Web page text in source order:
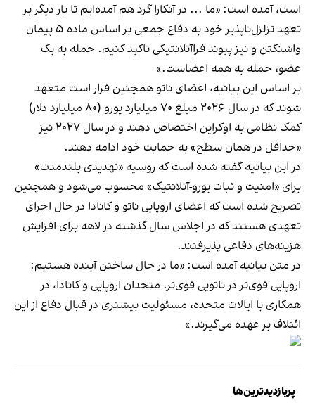
است، آمده است: «ما ... در آنکارا گرد هم آمده‌ایم تا بار دیگر بر
تعهد تزلزل‌ناپذیر خود به دفاع جمعی بر اساس ماده ۵ پیمان
واشنگتن و نیز پیوند فراآتلانتیکی تاکید کنیم. حمله به یک
عضو، حمله به همه اعضاست.»
بر اساس این بیانیه، اعضای ناتو همچنین قرار است متعهد
شوند که در سال ۲۰۲۶ مبلغ ۷۰ میلیارد یورو (۸۰ میلیارد دلار)
کمک نظامی به اوکراین اختصاص دهند و در سال ۲۰۲۷ نیز
«حداقل در همان سطح» به حمایت خود ادامه دهند.
در این بیانیه گفته شده است که روسیه «تهدیدی بلندمدت»
برای «امنیت و ثبات یورو-آتلانتیک» محسوب می‌شود و همچنین
تصریح شده است که اعضای اروپایی ناتو و کانادا در حال اجرای
تعهدی هستند که در اجلاس سال گذشته در لاهه برای افزایش
هزینه‌های دفاعی پذیرفتند.
در متن بیانیه آمده است: «ما در حال ساختن آینده هستیم:
اروپایی قوی‌تر در ناتویی قوی‌تر. متحدان اروپایی و کانادا، در
همکاری با ایالات متحده، مسئولیت بیشتری در قبال دفاع از این
ائتلاف بر عهده می‌گیرند.»
پربازدیدترین‌ها